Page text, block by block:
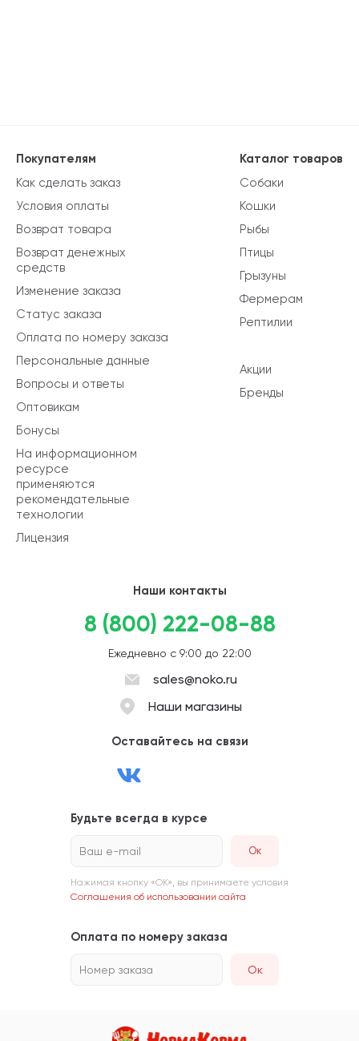
Каталог товаров
Собаки
Кошки
Рыбы
Птицы
Грызуны
Фермерам
Рептилии
Акции
Бренды
Покупателям
Как сделать заказ
Условия оплаты
Возврат товара
Возврат денежных
средств
Изменение заказа
Статус заказа
Оплата по номеру заказа
Персональные данные
Вопросы и ответы
Оптовикам
Бонусы
На информационном
ресурсе
применяются
рекомендательные
технологии
Лицензия
Наши контакты
8 (800) 222-08-88
Ежедневно с 9:00 до 22:00
sales@noko.ru
Наши магазины
Оставайтесь на связи
Будьте всегда в курсе
Ваш e-mail
Нажимая кнопку «ОК», вы принимаете условия
Соглашения об использовании сайта
Оплата по номеру заказа
Номер заказа Ок